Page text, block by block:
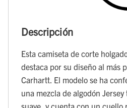
Descripción
Esta camiseta de corte
destaca por su diseño al más
Carhartt. El modelo se ha
una mezcla de algodón
suave, y cuenta con un cuello